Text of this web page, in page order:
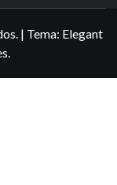
| Tema: Elegant
.